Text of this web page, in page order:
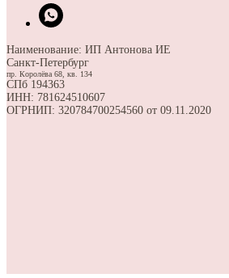
Наименование: ИП Антонова ИЕ
Санкт-Петербург
пр. Королёва 68, кв. 134
СПб 194363
ИНН: 781624510607
ОГРНИП: 320784700254560 от 09.11.2020